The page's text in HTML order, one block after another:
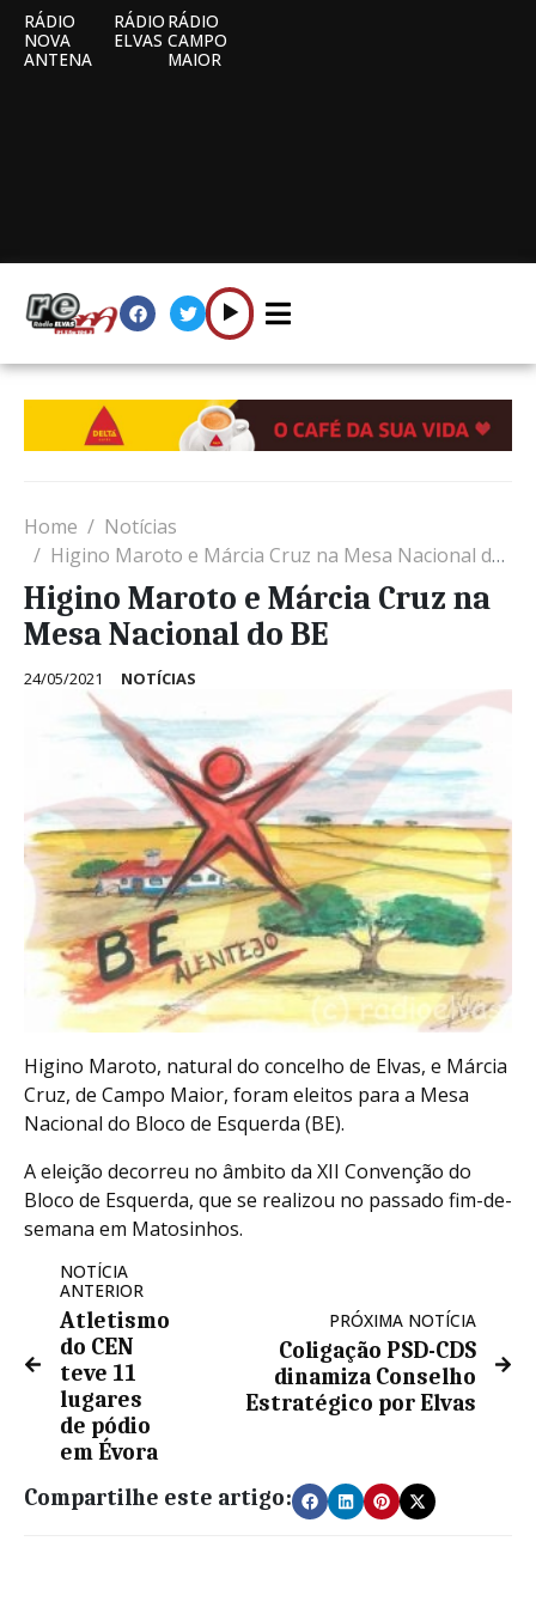
RÁDIO
NOVA
ANTENA
RÁDIO
ELVAS
RÁDIO
CAMPO
MAIOR
Home
Notícias
Higino Maroto e Márcia Cruz na Mesa Nacional do BE
Higino Maroto e Márcia Cruz na
Mesa Nacional do BE
24/05/2021 NOTÍCIAS
Higino Maroto, natural do concelho de Elvas, e Márcia
Cruz, de Campo Maior, foram eleitos para a Mesa
Nacional do Bloco de Esquerda (BE).
A eleição decorreu no âmbito da XII Convenção do
Bloco de Esquerda, que se realizou no passado fim-de-
semana em Matosinhos.
NOTÍCIA
ANTERIOR
Atletismo
do CEN
teve 11
lugares
de pódio
em Évora
PRÓXIMA NOTÍCIA
Coligação PSD-CDS
dinamiza Conselho
Estratégico por Elvas
Compartilhe este artigo: